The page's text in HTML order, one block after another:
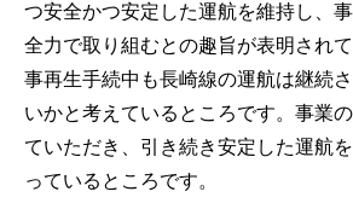
つ安全かつ安定した運航を維持し、
全力で取り組むとの趣旨が表明され
事再生手続中も長崎線の運航は継続
いかと考えているところです。事業
ていただき、引き続き安定した運航
っているところです。